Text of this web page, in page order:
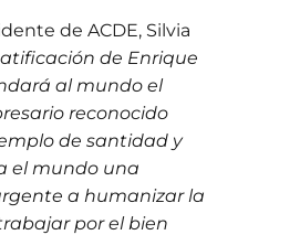
de ACDE, Silvia
de Enrique
al mundo el
reconocido
de santidad y
el mundo una
a humanizar la
por el bien